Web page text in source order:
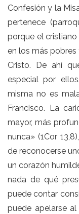
Confesión y la
pertenece
porque el
en los más
Cristo. De ahí
especial por
misma no es
Francisco. La
mayor, más
nunca» (1Cor
de reconocerse
un corazón
nada de qué
puede contar
puede apelarse